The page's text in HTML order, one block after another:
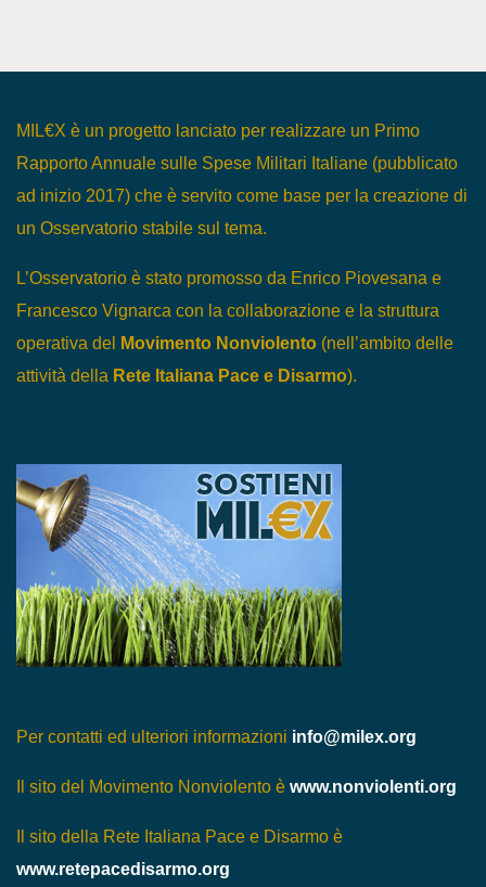
MIL€X è un progetto lanciato per realizzare un Primo
Rapporto Annuale sulle Spese Militari Italiane (pubblicato
ad inizio 2017) che è servito come base per la creazione di
un Osservatorio stabile sul tema.
L’Osservatorio è stato promosso da Enrico Piovesana e
Francesco Vignarca con la collaborazione e la struttura
operativa del
Movimento Nonviolento (nell’ambito delle
attività della Rete Italiana Pace e Disarmo).
Per contatti ed ulteriori informazioni info@milex.org
Il sito del Movimento Nonviolento è www.nonviolenti.org
Il sito della Rete Italiana Pace e Disarmo è
www.retepacedisarmo.org